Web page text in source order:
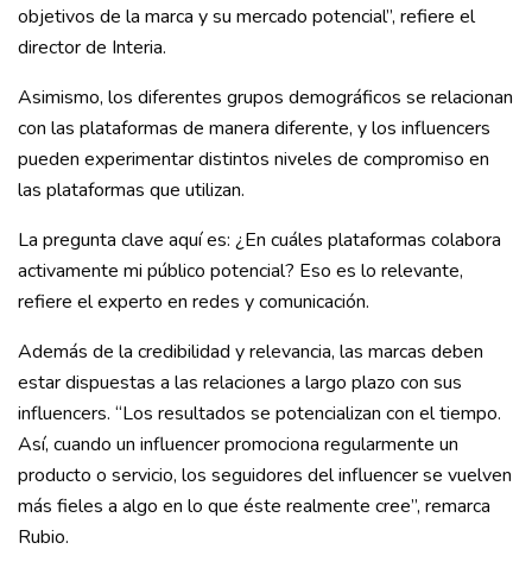
objetivos de la marca y su mercado potencial”, refiere el
director de Interia.
Asimismo, los diferentes grupos demográficos se relacionan
con las plataformas de manera diferente, y los influencers
pueden experimentar distintos niveles de compromiso en
las plataformas que utilizan.
La pregunta clave aquí es: ¿En cuáles plataformas colabora
activamente mi público potencial? Eso es lo relevante,
refiere el experto en redes y comunicación.
Además de la credibilidad y relevancia, las marcas deben
estar dispuestas a las relaciones a largo plazo con sus
influencers. “Los resultados se potencializan con el tiempo.
Así, cuando un influencer promociona regularmente un
producto o servicio, los seguidores del influencer se vuelven
más fieles a algo en lo que éste realmente cree”, remarca
Rubio.